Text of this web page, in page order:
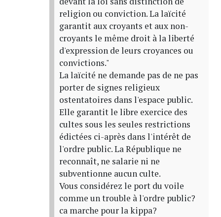
religion ou conviction. La laïcité
garantit aux croyants et aux non-
croyants le même droit à la liberté
d'expression de leurs croyances ou
convictions."
La laïcité ne demande pas de ne pas
porter de signes religieux
ostentatoires dans l'espace public.
Elle garantit le libre exercice des
cultes sous les seules restrictions
édictées ci-après dans l'intérêt de
l'ordre public. La République ne
reconnaît, ne salarie ni ne
subventionne aucun culte.
Vous considérez le port du voile
comme un trouble à l'ordre public?
ca marche pour la kippa?